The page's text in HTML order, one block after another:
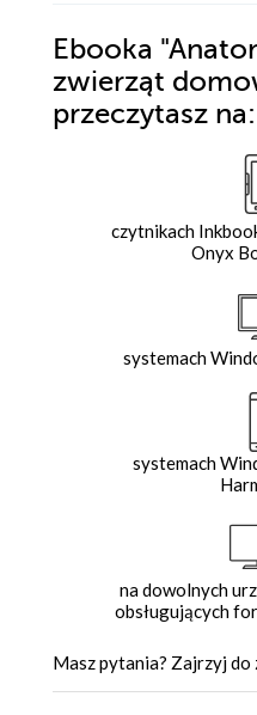
Ebooka
zwierząt
przeczytasz na:
czytnikach
Onyx
systemach
systemach
na dowolnych
obsługujących
Masz pytania? Zajrzyj do